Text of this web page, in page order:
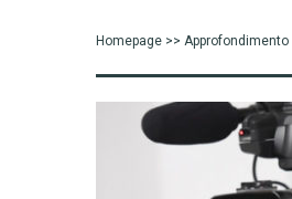
Homepage >> Approfondimento